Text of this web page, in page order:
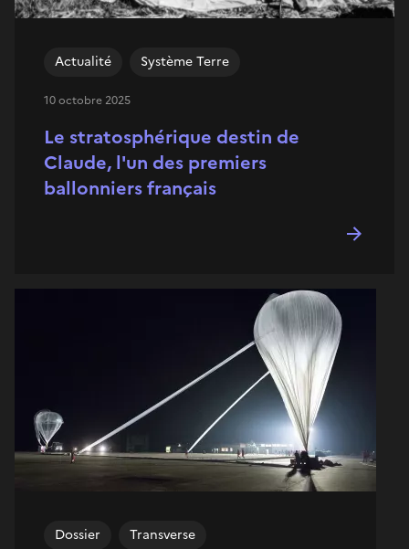
Le stratosphérique destin de
Claude, l'un des premiers
ballonniers français
Actualité Système Terre
10 octobre 2025
Dossier Transverse